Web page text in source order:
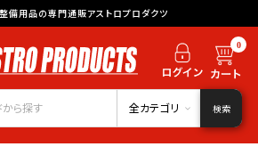
備用品の専門通販アストロプロダクツ
0
全カテゴリ 検索